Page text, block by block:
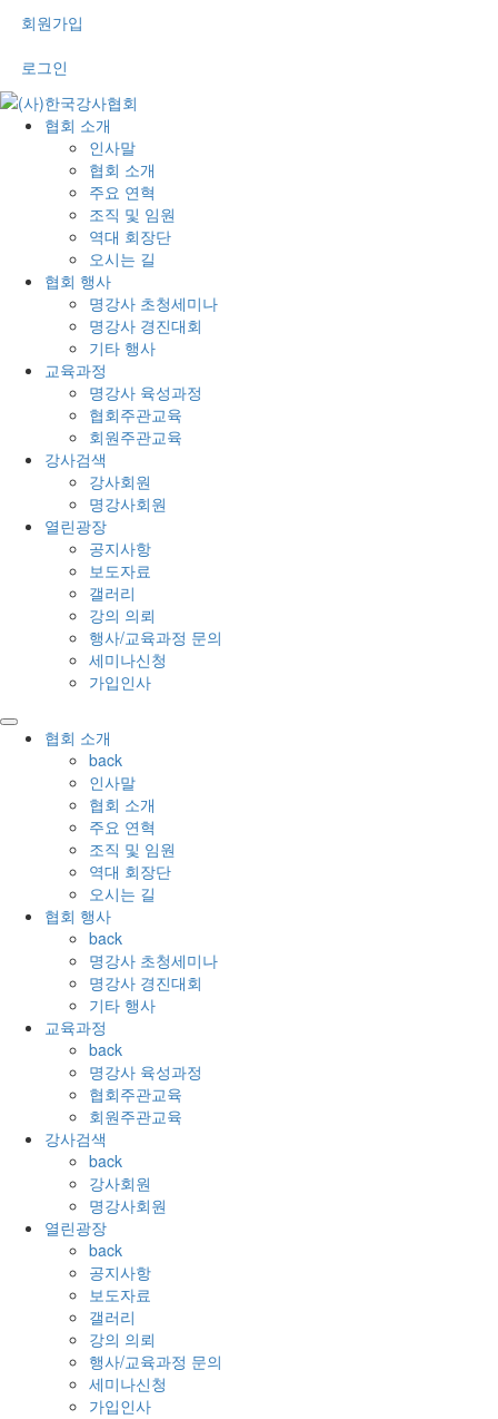
회원가입
로그인
협회 소개
인사말
협회 소개
주요 연혁
조직 및 임원
역대 회장단
오시는 길
협회 행사
명강사 초청세미나
명강사 경진대회
기타 행사
교육과정
명강사 육성과정
협회주관교육
회원주관교육
강사검색
강사회원
명강사회원
열린광장
공지사항
보도자료
갤러리
강의 의뢰
행사/교육과정 문의
세미나신청
가입인사
협회 소개
back
인사말
협회 소개
주요 연혁
조직 및 임원
역대 회장단
오시는 길
협회 행사
back
명강사 초청세미나
명강사 경진대회
기타 행사
교육과정
back
명강사 육성과정
협회주관교육
회원주관교육
강사검색
back
강사회원
명강사회원
열린광장
back
공지사항
보도자료
갤러리
강의 의뢰
행사/교육과정 문의
세미나신청
가입인사